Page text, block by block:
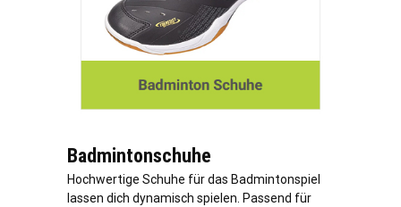
Badmintonschuhe
Hochwertige Schuhe für das Badmintonspiel
lassen dich dynamisch spielen. Passend für